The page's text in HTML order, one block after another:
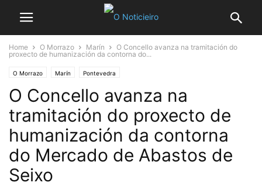
Home O Morrazo Marín
O Concello avanza na tramitación do
proxecto de humanización da contorna do...
O Morrazo Marín Pontevedra
O Concello avanza na
tramitación do proxecto de
humanización da contorna
do Mercado de Abastos de
Seixo